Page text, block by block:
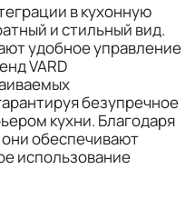
в кухонную
и стильный вид.
удобное управление
VARD
безупречное
кухни. Благодаря
обеспечивают
использование